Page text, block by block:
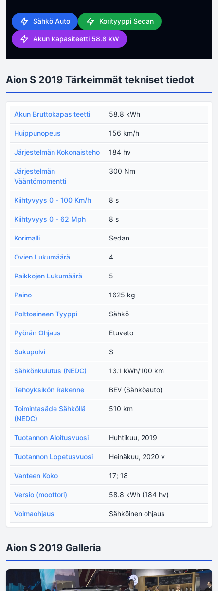
Sähkö Auto Korityyppi Sedan
Akun kapasiteetti 58.8 kW
Aion S 2019 Tärkeimmät tekniset tiedot
Akun Bruttokapasiteetti 58.8 kWh
Huippunopeus 156 km/h
Järjestelmän Kokonaisteho 184 hv
Järjestelmän
Vääntömomentti
300 Nm
Kiihtyvyys 0 - 100 Km/h 8 s
Kiihtyvyys 0 - 62 Mph 8 s
Korimalli Sedan
Ovien Lukumäärä 4
Paikkojen Lukumäärä 5
Paino 1625 kg
Polttoaineen Tyyppi Sähkö
Pyörän Ohjaus Etuveto
Sukupolvi S
Sähkönkulutus (NEDC) 13.1 kWh/100 km
Tehoyksikön Rakenne BEV (Sähköauto)
Toimintasäde Sähköllä
(NEDC)
510 km
Tuotannon Aloitusvuosi Huhtikuu, 2019
Tuotannon Lopetusvuosi Heinäkuu, 2020 v
Vanteen Koko 17; 18
Versio (moottori) 58.8 kWh (184 hv)
Voimaohjaus Sähköinen ohjaus
Aion S 2019 Galleria